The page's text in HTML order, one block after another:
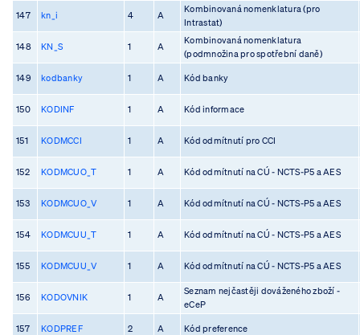
147 kn_i 4 A
Kombinovaná nomenklatura (pro
Intrastat)
148 KN_S 1 A
Kombinovaná nomenklatura
(podmnožina pro spotřební daně)
149 kodbanky 1 A Kód banky
150 KODINF 1 A Kód informace
151 KODMCCI 1 A Kód odmítnutí pro CCI
152 KODMCUO_T 1 A Kód odmítnutí na CÚ - NCTS-P5 a AES
153 KODMCUO_V 1 A Kód odmítnutí na CÚ - NCTS-P5 a AES
154 KODMCUU_T 1 A Kód odmítnutí na CÚ - NCTS-P5 a AES
155 KODMCUU_V 1 A Kód odmítnutí na CÚ - NCTS-P5 a AES
156 KODOVNIK 1 A
Seznam nejčastěji dováženého zboží -
eCeP
157 KODPREF 2 A Kód preference